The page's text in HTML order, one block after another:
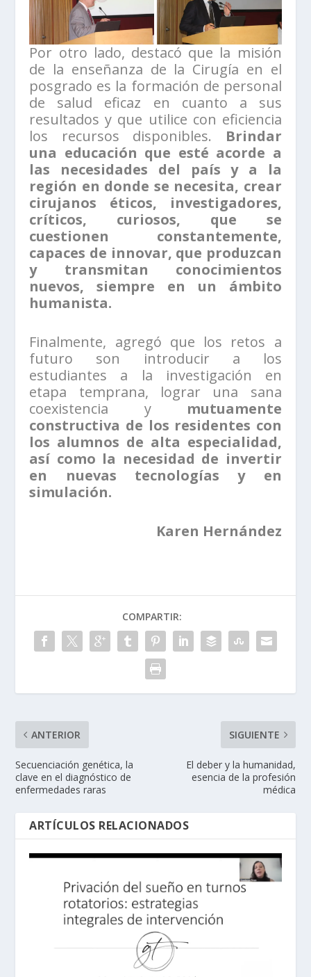
Por otro lado, destacó que la misión
de la enseñanza de la Cirugía en el
posgrado es la formación de personal
de salud eficaz en cuanto a sus
resultados y que utilice con eficiencia
los recursos disponibles. Brindar
una educación que esté acorde a
las necesidades del país y a la
región en donde se necesita, crear
cirujanos éticos, investigadores,
críticos, curiosos, que se
cuestionen constantemente,
capaces de innovar, que produzcan
y transmitan conocimientos
nuevos, siempre en un ámbito
humanista.
Finalmente, agregó que los retos a
futuro son introducir a los
estudiantes a la investigación en
etapa temprana, lograr una sana
coexistencia ymutuamente
constructiva de los residentes con
los alumnos de alta especialidad,
así como la necesidad de invertir
en nuevas tecnologías y en
simulación.
Karen Hernández
COMPARTIR:
ANTERIOR
Secuenciación genética, la
clave en el diagnóstico de
enfermedades raras
SIGUIENTE
El deber y la humanidad,
esencia de la profesión
médica
ARTÍCULOS RELACIONADOS